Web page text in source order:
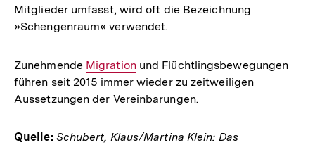
Link:
Mitglieder umfasst, wird oft die Bezeichnung
»Schengenraum« verwendet.
Zunehmende Interner
Link:
Migrationund Flüchtlingsbewegungen
führen seit 2015 immer wieder zu zeitweiligen
Aussetzungen der Vereinbarungen.
Quelle: Schubert, Klaus/Martina Klein: Das